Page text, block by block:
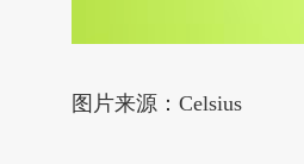
图片来源：Celsius